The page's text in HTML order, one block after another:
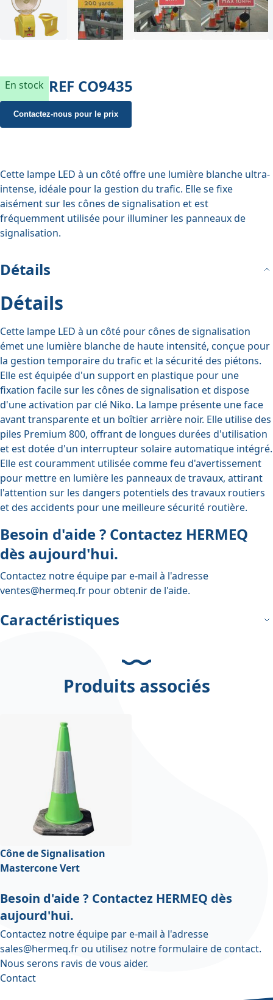
En stock REF CO9435
Contactez-nous pour le prix
Cette lampe LED à un côté offre une lumière blanche ultra-
intense, idéale pour la gestion du trafic. Elle se fixe
aisément sur les cônes de signalisation et est
fréquemment utilisée pour illuminer les panneaux de
signalisation.
Détails
Détails
Cette lampe LED à un côté pour cônes de signalisation
émet une lumière blanche de haute intensité, conçue pour
la gestion temporaire du trafic et la sécurité des piétons.
Elle est équipée d'un support en plastique pour une
fixation facile sur les cônes de signalisation et dispose
d'une activation par clé Niko. La lampe présente une face
avant transparente et un boîtier arrière noir. Elle utilise des
piles Premium 800, offrant de longues durées d'utilisation
et est dotée d'un interrupteur solaire automatique intégré.
Elle est couramment utilisée comme feu d'avertissement
pour mettre en lumière les panneaux de travaux, attirant
l'attention sur les dangers potentiels des travaux routiers
et des accidents pour une meilleure sécurité routière.
Besoin d'aide ? Contactez HERMEQ
dès aujourd'hui.
Contactez notre équipe par e-mail à l'adresse
ventes@hermeq.fr pour obtenir de l'aide.
Caractéristiques
Produits associés
Cône de Signalisation
Mastercone Vert
Besoin d'aide ? Contactez HERMEQ dès
aujourd'hui.
Contactez notre équipe par e-mail à l'adresse
sales@hermeq.frou utilisez notreformulaire de contact.
Nous serons ravis de vous aider.
Contact